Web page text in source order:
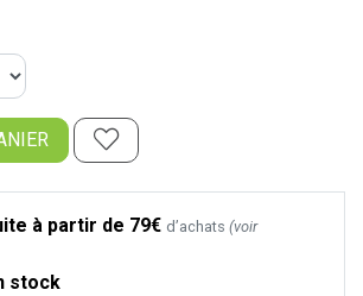
à partir de 79€ d’achats (voir
stock